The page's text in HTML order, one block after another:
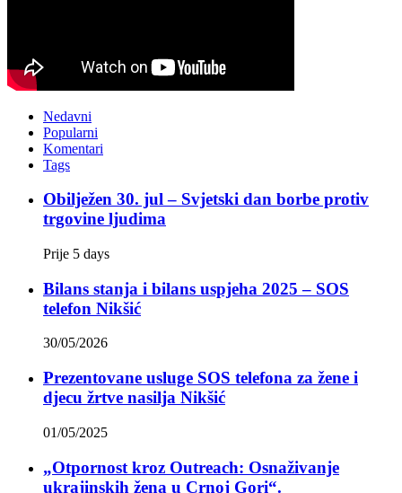
Nedavni
Popularni
Komentari
Tags
Obilježen 30. jul – Svjetski dan borbe protiv
trgovine ljudima
Prije 5 days
Bilans stanja i bilans uspjeha 2025 – SOS
telefon Nikšić
30/05/2026
Prezentovane usluge SOS telefona za žene i
djecu žrtve nasilja Nikšić
01/05/2025
„Otpornost kroz Outreach: Osnaživanje
ukrajinskih žena u Crnoj Gori“.